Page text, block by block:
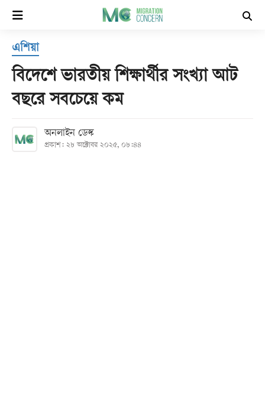
হোম
সর্বশেষ
বিভাগ
এশিয়া
বিদেশে ভারতীয় শিক্ষার্থীর সংখ্যা আট
বছরে সবচেয়ে কম
অনলাইন ডেস্ক
প্রকাশ: ২৮ অক্টোবর ২০২৫, ০৮:৪৪